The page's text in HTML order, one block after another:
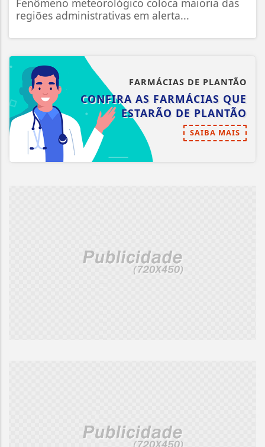
regiões administrativas em alerta...
FARMÁCIAS DE PLANTÃO
CONFIRA AS FARMÁCIAS QUE
ESTARÃO DE PLANTÃO
SAIBA MAIS